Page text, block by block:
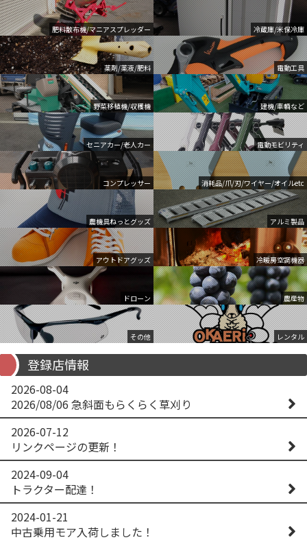
肥料散布機/マニアスプレッダー 冷蔵庫/米保冷庫
薬剤/薬液/肥料 電動工具
野菜移植機/収穫機 建機/車輌など
セニアカー/老人カー 電動モビリティ
コンプレッサー 消耗品/爪/刃/ワイヤー/オイルetc
農機具ねっとグッズ アルミ製品
アウトドアグッズ 冷暖房空調機器
ドローン 農産物
その他 レンタル
登録店情報
2026-08-04
2026/08/06 急斜面もらくらく草刈り
2026-07-12
リンクページの更新！
2024-09-04
トラクター配達！
2024-01-21
中古乗用モア入荷しました！